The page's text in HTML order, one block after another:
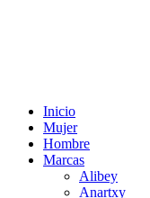
Inicio
Mujer
Hombre
Marcas
Alibey
Anartxy